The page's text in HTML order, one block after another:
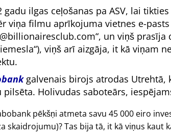
gadu ilgas ceļošanas pa ASV, lai
viņa filmu aprīkojuma vietnes e-
, un viņš prasīja
), viņš arī aizgāja, it kā viņam
galvenais birojs atrodas Utrehtā,
Holivudas saboteārs,
pēkšņi atmeta savu 45 000 eiro
skaidrojumu)? Tas bija tā, it kā viņus kaut